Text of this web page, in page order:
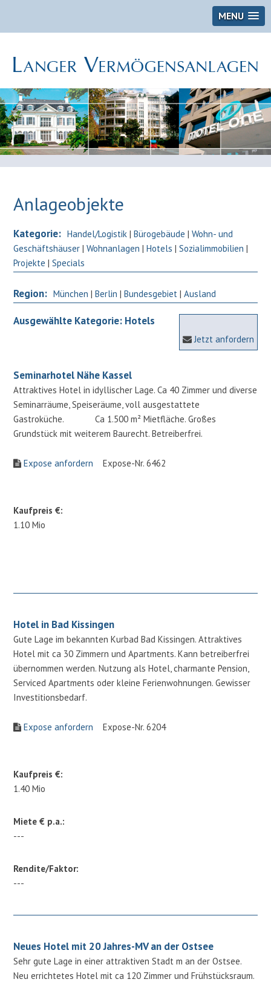
MENU
Anlageobjekte
Kategorie: Handel/Logistik |Bürogebäude |Wohn- und
Geschäftshäuser |Wohnanlagen |Hotels |Sozialimmobilien |
Projekte |Specials
Region: München |Berlin |Bundesgebiet |Ausland
Jetzt anfordern
Ausgewählte Kategorie: Hotels
Seminarhotel Nähe Kassel
Attraktives Hotel in idyllischer Lage. Ca 40 Zimmer und diverse
Seminarräume, Speiseräume, voll ausgestattete
Gastroküche. Ca 1.500 m² Mietfläche. Großes
Grundstück mit weiterem Baurecht. Betreiberfrei.
Expose anfordern Expose-Nr. 6462
Kaufpreis €:
1.10 Mio
Hotel in Bad Kissingen
Gute Lage im bekannten Kurbad Bad Kissingen. Attraktives
Hotel mit ca 30 Zimmern und Apartments. Kann betreiberfrei
übernommen werden. Nutzung als Hotel, charmante Pension,
Serviced Apartments oder kleine Ferienwohnungen. Gewisser
Investitionsbedarf.
Expose anfordern Expose-Nr. 6204
Kaufpreis €:
1.40 Mio
Miete € p.a.:
---
Rendite/Faktor:
---
Neues Hotel mit 20 Jahres-MV an der Ostsee
Sehr gute Lage in einer attraktiven Stadt m an der Ostsee.
Neu errichtetes Hotel mit ca 120 Zimmer und Frühstücksraum.